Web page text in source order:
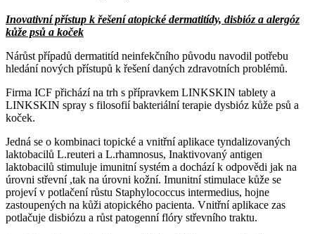
Inovativní přístup k řešení atopické dermatitídy, disbióz a alergóz
kůže psů a koček
Nárůst případů dermatitíd neinfekčního původu navodil potřebu
hledání nových přístupů k řešení daných zdravotních problémů.
Firma ICF přichází na trh s přípravkem LINKSKIN tablety a
LINKSKIN spray s filosofií bakteriální terapie dysbióz kůže psů a
koček.
Jedná se o kombinaci topické a vnitřní aplikace tyndalizovaných
laktobacilů L.reuteri a L.rhamnosus, Inaktivovaný antigen
laktobacilů stimuluje imunitní systém a dochází k odpovědi jak na
úrovni střevní ,tak na úrovni kožní. Imunitní stimulace kůže se
projeví v potlačení růstu Staphylococcus intermedius, hojne
zastoupených na kůži atopického pacienta. Vnitřní aplikace zas
potlačuje disbiózu a růst patogenní flóry střevního traktu.